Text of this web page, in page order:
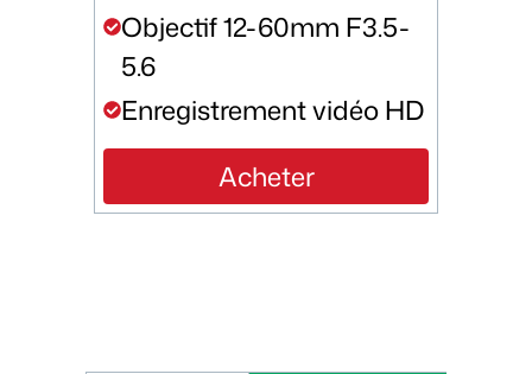
Objectif 12-60mm F3.5-
5.6
Enregistrement vidéo HD
Acheter